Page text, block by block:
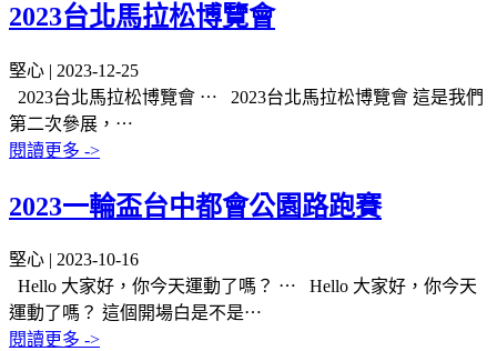
2023台北馬拉松博覽會
堅心 | 2023-12-25
2023台北馬拉松博覽會 ⋯
2023台北馬拉松博覽會 這是我們
第二次參展，⋯
閱讀更多 ->
2023一輪盃台中都會公園路跑賽
堅心 | 2023-10-16
Hello 大家好，你今天運動了嗎？ ⋯
Hello 大家好，你今天
運動了嗎？ 這個開場白是不是⋯
閱讀更多 ->